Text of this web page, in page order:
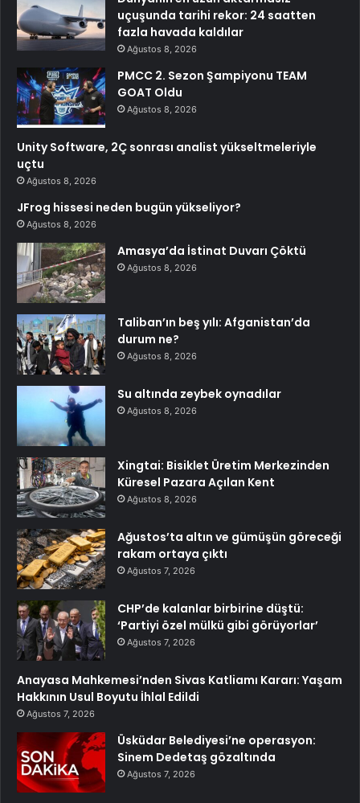
uçuşunda tarihi rekor: 24 saatten
fazla havada kaldılar
Ağustos 8, 2026
PMCC 2. Sezon Şampiyonu TEAM
GOAT Oldu
Ağustos 8, 2026
Unity Software, 2Ç sonrası analist yükseltmeleriyle
uçtu
Ağustos 8, 2026
JFrog hissesi neden bugün yükseliyor?
Ağustos 8, 2026
Amasya’da İstinat Duvarı Çöktü
Ağustos 8, 2026
Taliban’ın beş yılı: Afganistan’da
durum ne?
Ağustos 8, 2026
Su altında zeybek oynadılar
Ağustos 8, 2026
Xingtai: Bisiklet Üretim Merkezinden
Küresel Pazara Açılan Kent
Ağustos 8, 2026
Ağustos’ta altın ve gümüşün göreceği
rakam ortaya çıktı
Ağustos 7, 2026
CHP’de kalanlar birbirine düştü:
‘Partiyi özel mülkü gibi görüyorlar’
Ağustos 7, 2026
Anayasa Mahkemesi’nden Sivas Katliamı Kararı: Yaşam
Hakkının Usul Boyutu İhlal Edildi
Ağustos 7, 2026
Üsküdar Belediyesi’ne operasyon:
Sinem Dedetaş gözaltında
Ağustos 7, 2026